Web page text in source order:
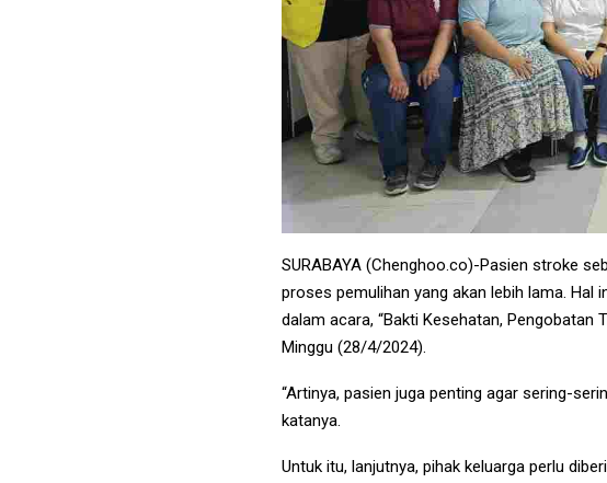
SURABAYA (Chenghoo.co)-Pasien stroke
proses pemulihan yang akan lebih lama. Hal
dalam acara, “Bakti Kesehatan, Pengobatan
Minggu (28/4/2024).
“Artinya, pasien juga penting agar sering-
katanya.
Untuk itu, lanjutnya, pihak keluarga perlu